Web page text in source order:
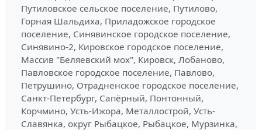
Путиловское сельское поселение, Путилово,
Горная Шальдиха, Приладожское городское
поселение, Синявинское городское поселение,
Синявино-2, Кировское городское поселение,
Массив "Беляевский мох", Кировск, Лобаново,
Павловское городское поселение, Павлово,
Петрушино, Отрадненское городское поселение,
Санкт-Петербург, Сапёрный, Понтонный,
Корчмино, Усть-Ижора, Металлострой, Усть-
Славянка, округ Рыбацкое, Рыбацкое, Мурзинка,